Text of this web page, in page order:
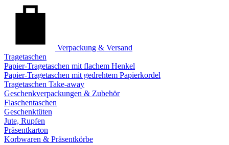
Verpackung & Versand
Tragetaschen
Papier-Tragetaschen mit flachem Henkel
Papier-Tragetaschen mit gedrehtem Papierkordel
Tragetaschen Take-away
Geschenkverpackungen & Zubehör
Flaschentaschen
Geschenktüten
Jute, Rupfen
Präsentkarton
Korbwaren & Präsentkörbe